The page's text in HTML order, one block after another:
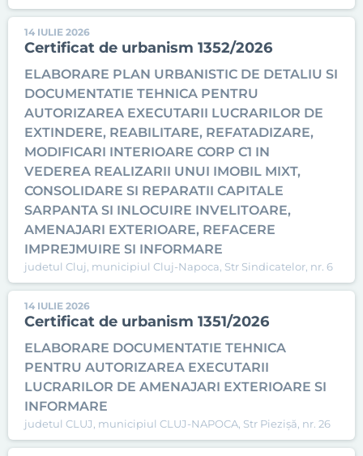
14 IULIE 2026
Certificat de urbanism 1352/2026
ELABORARE PLAN URBANISTIC DE DETALIU SI
DOCUMENTATIE TEHNICA PENTRU
AUTORIZAREA EXECUTARII LUCRARILOR DE
EXTINDERE, REABILITARE, REFATADIZARE,
MODIFICARI INTERIOARE CORP C1 IN
VEDEREA REALIZARII UNUI IMOBIL MIXT,
CONSOLIDARE SI REPARATII CAPITALE
SARPANTA SI INLOCUIRE INVELITOARE,
AMENAJARI EXTERIOARE, REFACERE
IMPREJMUIRE SI INFORMARE
judetul Cluj, municipiul Cluj-Napoca, Str Sindicatelor, nr. 6
14 IULIE 2026
Certificat de urbanism 1351/2026
ELABORARE DOCUMENTATIE TEHNICA
PENTRU AUTORIZAREA EXECUTARII
LUCRARILOR DE AMENAJARI EXTERIOARE SI
INFORMARE
judetul CLUJ, municipiul CLUJ-NAPOCA, Str Piezișă, nr. 26